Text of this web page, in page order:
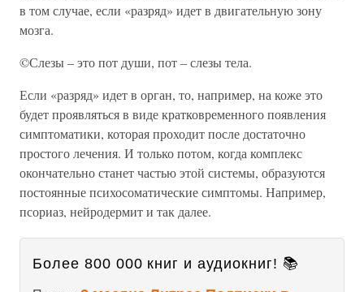
в том случае, если «разряд» идет в двигательную зону
мозга.
©Слезы – это пот души, пот – слезы тела.
Если «разряд» идет в орган, то, например, на коже это
будет проявляться в виде кратковременного появления
симптоматики, которая проходит после достаточно
простого лечения. И только потом, когда комплекс
окончательно станет частью этой системы, образуются
постоянные психосоматические симптомы. Например,
псориаз, нейродермит и так далее.
Более 800 000 книг и аудиокниг! 📚